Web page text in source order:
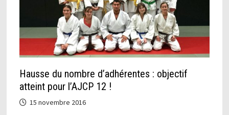
Hausse du nombre d’adhérentes : objectif
atteint pour l’AJCP 12 !
15 novembre 2016